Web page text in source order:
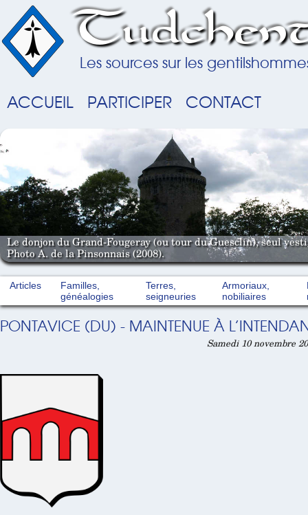
Les sources sur les
ACCUEIL PARTICIPER CONTACT
Le donjon du Grand-Fougeray (ou tour du Guesclin), seul
Photo A. de la Pinsonnais (2008).
Articles
Familles,
généalogies
Terres,
seigneuries
Armoriaux,
nobiliaires
PONTAVICE (DU) - MAINTENUE À
Samedi 10 novembre